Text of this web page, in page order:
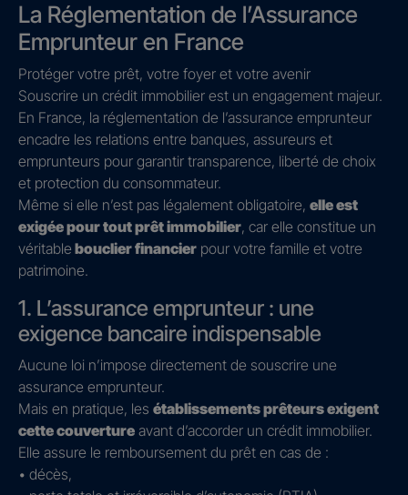
La Réglementation de l’Assurance
Emprunteur en France
Protéger votre prêt, votre foyer et votre avenir
Souscrire un crédit immobilier est un engagement majeur.
En France, la réglementation de l’assurance emprunteur
encadre les relations entre banques, assureurs et
emprunteurs pour garantir transparence, liberté de choix
et protection du consommateur.
Même si elle n’est pas légalement obligatoire, elle est
exigée pour tout prêt immobilier, car elle constitue un
véritable bouclier financier pour votre famille et votre
patrimoine.
1. L’assurance emprunteur : une
exigence bancaire indispensable
Aucune loi n’impose directement de souscrire une
assurance emprunteur.
Mais en pratique, les établissements prêteurs exigent
cette couverture avant d’accorder un crédit immobilier.
Elle assure le remboursement du prêt en cas de :
• décès,